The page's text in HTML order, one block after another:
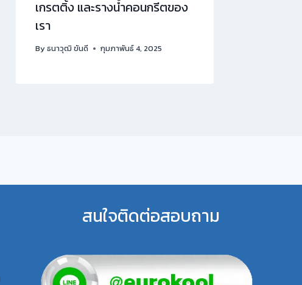
เกรตติ้ง และรางน้ำคอนกรีตของ
เรา
Byธนาวุฒิ ขันดี กุมภาพันธ์ 4, 2025
สนใจติดต่อสอบถาม